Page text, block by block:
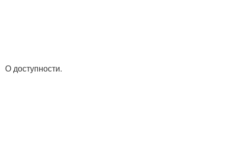
О доступности.